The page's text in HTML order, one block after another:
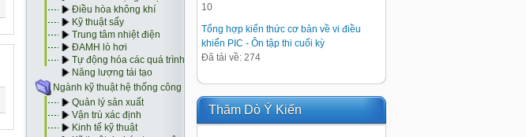
10
Tổng hợp kiến thức cơ bản về vi điều
khiển PIC - Ôn tập thi cuối kỳ
Đã tải về: 274
Thăm Dò Ý Kiến